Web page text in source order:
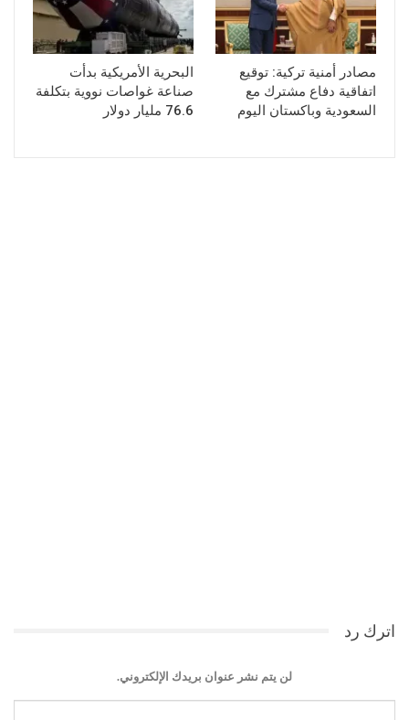
مصادر أمنية تركية: توقيع
اتفاقية دفاع مشترك مع
السعودية وباكستان اليوم
البحرية الأمريكية بدأت
صناعة غواصات نووية بتكلفة
76.6 مليار دولار
اترك رد
لن يتم نشر عنوان بريدك الإلكتروني.